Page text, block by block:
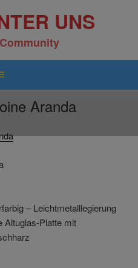
UNS
Aranda
– Leichtmetalllegierung
Altuglas-Platte mit